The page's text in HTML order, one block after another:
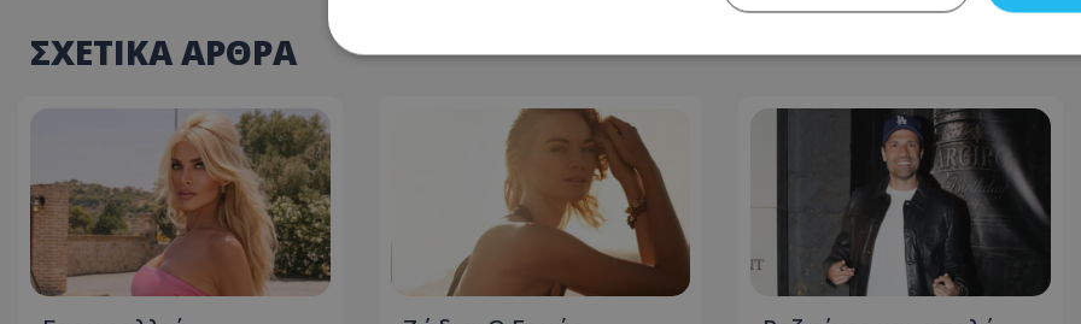
ΣΧΕΤΙΚΑ ΑΡΘΡΑ
Τα απολύτως απαραίτητα cookies επιτρέπουν βασικές λειτουργίες του ιστότοπου, όπως τη σύνδεση
διαχείριση λογαριασμού. Ο ιστότοπος δεν μπορεί να χρησιμοποιηθεί σωστά χωρίς τα απολύτως
Ονοματεπώνυμο
Προμηθευτής Λήξη
Περιγραφή
usprivacy
.lifenewscy.tothemaonline.com
1 χρόνος 3
εβδομάδες
Αυτό το cookie
κράτος
την